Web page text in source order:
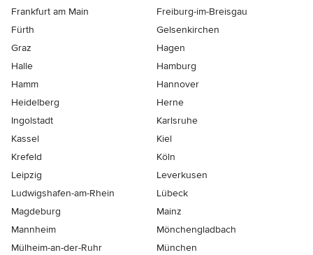
Frankfurt am Main
Freiburg-im-Breisgau
Fürth
Gelsenkirchen
Graz
Hagen
Halle
Hamburg
Hamm
Hannover
Heidelberg
Herne
Ingolstadt
Karlsruhe
Kassel
Kiel
Krefeld
Köln
Leipzig
Leverkusen
Ludwigshafen-am-Rhein
Lübeck
Magdeburg
Mainz
Mannheim
Mönchen­gladbach
Mülheim-an-der-Ruhr
München